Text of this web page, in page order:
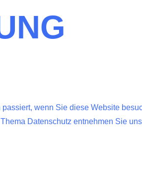
wenn Sie diese Website
Datenschutz entnehmen Sie